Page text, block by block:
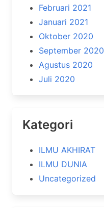
Februari 2021
Januari 2021
Oktober 2020
September 2020
Agustus 2020
Juli 2020
Kategori
ILMU AKHIRAT
ILMU DUNIA
Uncategorized